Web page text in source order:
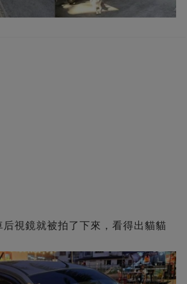
視鏡就被拍了下來，看得出貓貓